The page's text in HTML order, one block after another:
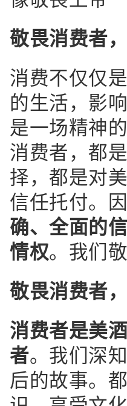
敬畏消费者
消费不仅仅
的生活，影
是一场精神
消费者，都
择，都是对
信任托付。因
确、全面的
情权。我们
敬畏消费者
消费者是美
者。我们深
后的故事。